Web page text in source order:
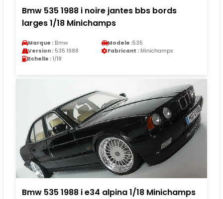
Bmw 535 1988 i noire jantes bbs bords
larges 1/18 Minichamps
Marque : Bmw Modele :535
Version : 535 1988 Fabricant : Minichamps
Echelle : 1/18
Bmw 535 1988 i e34 alpina 1/18 Minichamps